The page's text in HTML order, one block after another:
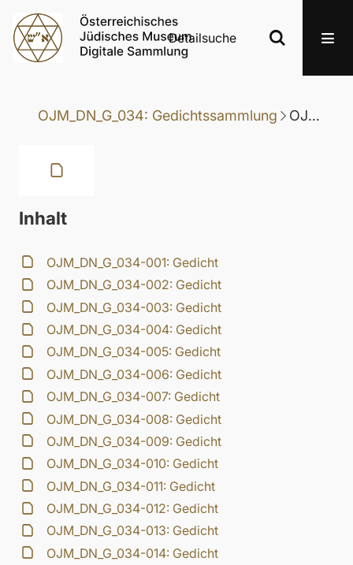
Detailsuche
OJM_DN_G_034: Gedichtssammlung OJM_DN_G_034-043: Gedicht
Inhalt
OJM_DN_G_034-001: Gedicht
OJM_DN_G_034-002: Gedicht
OJM_DN_G_034-003: Gedicht
OJM_DN_G_034-004: Gedicht
OJM_DN_G_034-005: Gedicht
OJM_DN_G_034-006: Gedicht
OJM_DN_G_034-007: Gedicht
OJM_DN_G_034-008: Gedicht
OJM_DN_G_034-009: Gedicht
OJM_DN_G_034-010: Gedicht
OJM_DN_G_034-011: Gedicht
OJM_DN_G_034-012: Gedicht
OJM_DN_G_034-013: Gedicht
OJM_DN_G_034-014: Gedicht